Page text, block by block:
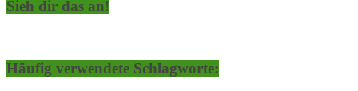
Sieh dir das an!
Häufig verwendete Schlagworte: